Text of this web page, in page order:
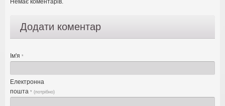
Немає коментарів.
Додати коментар
Ім'я *
Електронна
пошта * (потрібно)